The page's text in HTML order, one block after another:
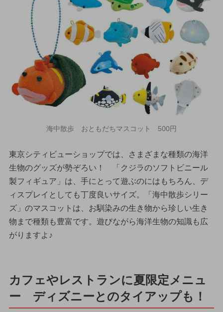
海中散歩 おともだちマスコット 500円
東京シティビューショップでは、さまざまな種類の海洋
生物のグッズが勢ぞろい！ 「クジラのソフトビニール
製フィギュア」は、手にとって遊ぶのにはもちろん、デ
ィスプレイとしても丁度良いサイズ。「海中散歩シリー
ズ」のマスコットは、お馴染みの生き物から珍しい生き
物まで種類も豊富です。遊びながら海洋生物の知識も広
がりますよ♪
カフェやレストランに夏限定メニュ
ー ディズニーとのタイアップも！